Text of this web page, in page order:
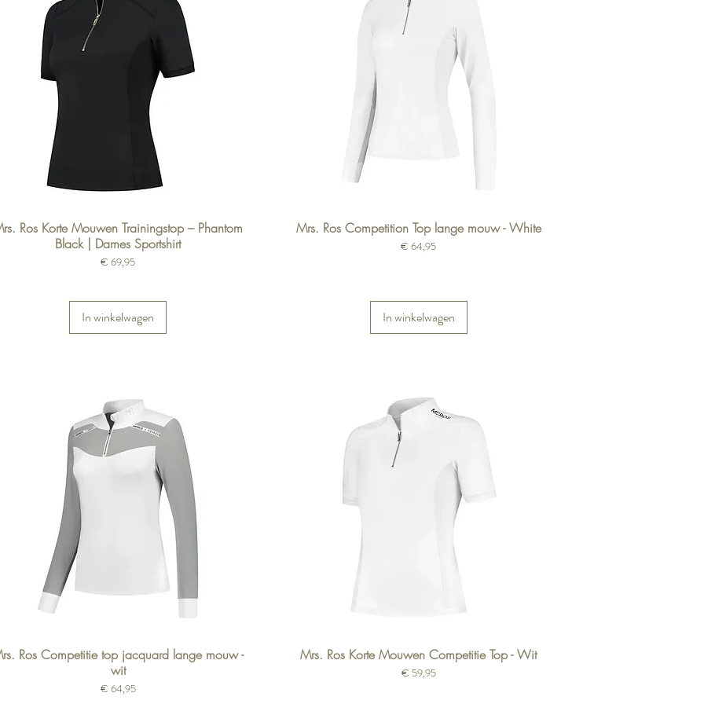
Ros Korte Mouwen Trainingstop – Phantom
Black | Dames Sportshirt
Prijs
€ 69,95
In winkelwagen
Mrs. Ros Competition Top lange mouw - White
Prijs
€ 64,95
In winkelwagen
Ros Competitie top jacquard lange mouw -
wit
Prijs
€ 64,95
Mrs. Ros Korte Mouwen Competitie Top - Wit
Prijs
€ 59,95